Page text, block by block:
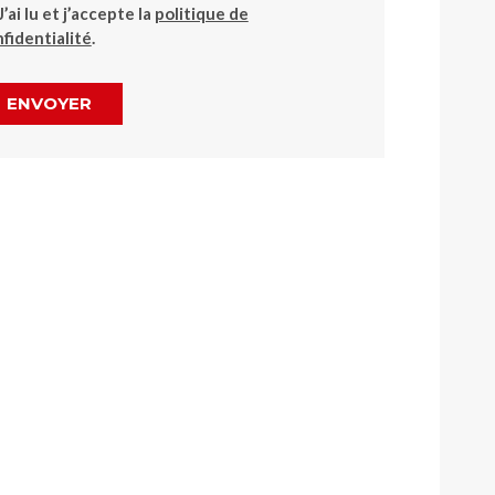
lu et j’accepte la politique de
.
ENVOYER